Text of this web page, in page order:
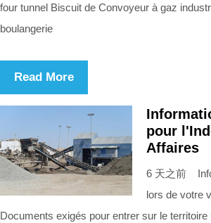
four tunnel Biscuit de Convoyeur à gaz
boulangerie
Read More
pour
Affaires
6 天之前
lors de votre
Documents exigés pour entrer sur le territoire